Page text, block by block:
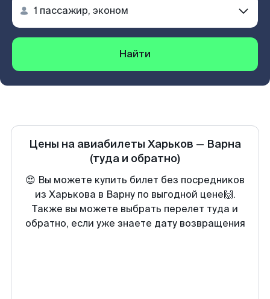
Найти
Цены на авиабилеты Харьков — Варна
(туда и обратно)
😍 Вы можете купить билет без посредников
из Харькова в Варну по выгодной цене🙌.
Также вы можете выбрать перелет туда и
обратно, если уже знаете дату возвращения